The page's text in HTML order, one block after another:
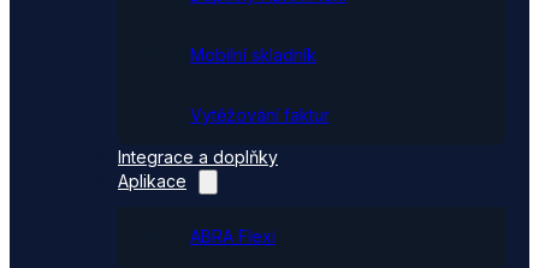
Mobilní skladník
Vytěžování faktur
Integrace a doplňky
Aplikace
ABRA Flexi